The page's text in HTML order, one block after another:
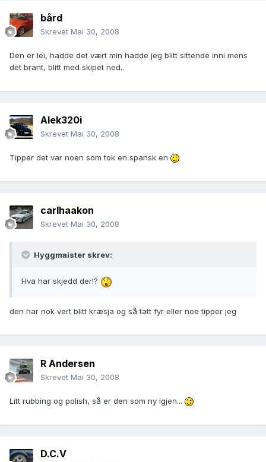
bård
Skrevet Mai 30, 2008
Den er lei, hadde det vært min hadde jeg blitt sittende inni mens
det brant, blitt med skipet ned..
Alek320i
Skrevet Mai 30, 2008
Tipper det var noen som tok en spansk en
carlhaakon
Skrevet Mai 30, 2008
Hyggmaister skrev:
Hva har skjedd der!?
den har nok vert blitt kræsja og så tatt fyr eller noe tipper jeg
R Andersen
Skrevet Mai 30, 2008
Litt rubbing og polish, så er den som ny igjen...
D.C.V